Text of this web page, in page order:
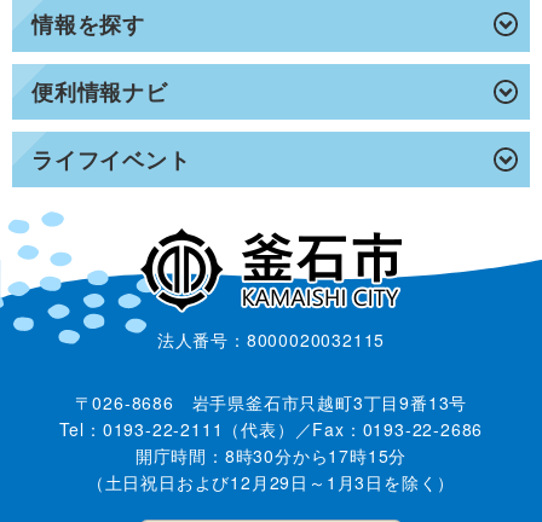
情報を探す
便利情報ナビ
ライフイベント
法人番号：8000020032115
〒026-8686 岩手県釜石市只越町3丁目9番13号
Tel：0193-22-2111（代表）／Fax：0193-22-2686
開庁時間：8時30分から17時15分
（土日祝日および12月29日～1月3日を除く）